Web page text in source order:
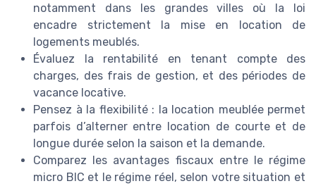
notamment dans les grandes villes où la loi
encadre strictement la mise en location de
logements meublés.
Évaluez la rentabilité en tenant compte des
charges, des frais de gestion, et des périodes de
vacance locative.
Pensez à la flexibilité : la location meublée permet
parfois d’alterner entre location de courte et de
longue durée selon la saison et la demande.
Comparez les avantages fiscaux entre le régime
micro BIC et le régime réel, selon votre situation et